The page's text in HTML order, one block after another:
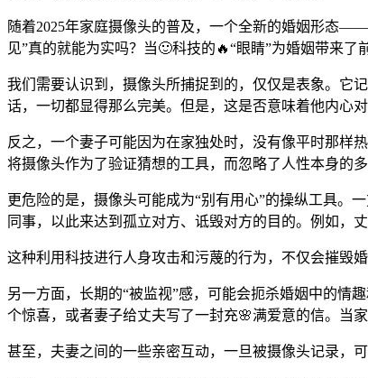
随着2025年家庭摄像头的普及，一个全新的婚姻形态
见”真的就能为实吗？当🙂科技的🔥“眼睛”为婚姻带来
我们需要认识到，摄像头所捕捉到的，仅仅是表象。它
话，一切都显得那么完美。但是，这是否意味着他内心
反之，一个妻子可能因为在家独处时，没有像平时那样
将摄像头作为了验证猜想的工具，而忽略了人性本身的多
更危险的是，摄像头可能成为“别有用心”的操纵工具。
同事，以此来达到孤立对方、诋毁对方的目的。例如，
这种利用科技进行人身攻击和污蔑的行为，不仅会摧毁
另一方面，长期的“被监视”感，可能会扼杀婚姻中的情
个惊喜，或者妻子给丈夫写了一封充🌸满爱意的信。当
甚至，夫妻之间的一些亲密互动，一旦被摄像头记录，